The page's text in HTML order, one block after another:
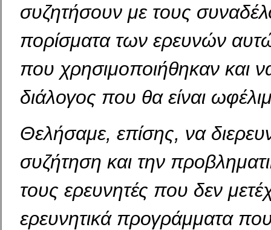
συζητήσουν με τους
πορίσματα των ερευνών
που χρησιμοποιήθηκαν και
διάλογος που θα είναι
Θελήσαμε, επίσης, να
συζήτηση και την
τους ερευνητές που δεν
ερευνητικά προγράμματα